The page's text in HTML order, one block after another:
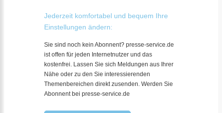
Jederzeit komfortabel und bequem Ihre
Einstellungen ändern:
Sie sind noch kein Abonnent? presse-service.de
ist offen für jeden Internetnutzer und das
kostenfrei. Lassen Sie sich Meldungen aus Ihrer
Nähe oder zu den Sie interessierenden
Themenbereichen direkt zusenden. Werden Sie
Abonnent bei presse-service.de